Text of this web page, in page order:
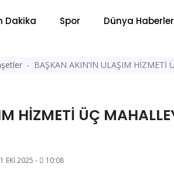
Dakika Spor Dünya
BAŞKAN AKIN’IN ULAŞIM HİZMETİ
HİZMETİ ÜÇ
EKI 2025 - 10:08